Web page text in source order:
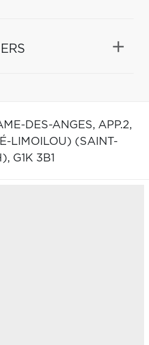
DES-ANGES, APP.2,
LIMOILOU) (SAINT-
G1K 3B1